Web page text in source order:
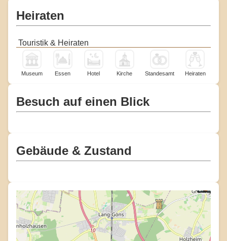
Heiraten
Touristik & Heiraten
Museum Essen Hotel Kirche Standesamt Heiraten
Besuch auf einen Blick
Gebäude & Zustand